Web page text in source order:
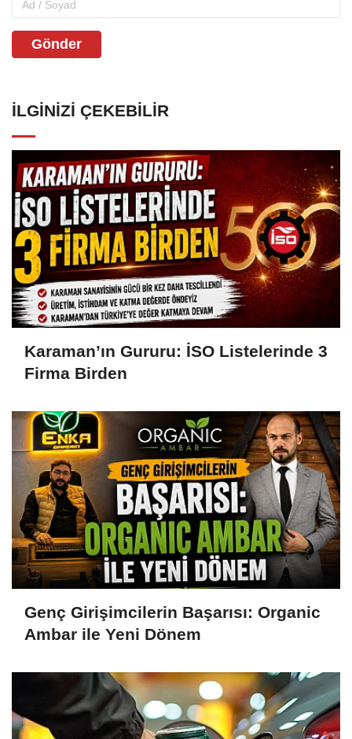
Gönder
İLGINIZI ÇEKEBILIR
Karaman’ın Gururu: İSO Listelerinde 3
Firma Birden
Genç Girişimcilerin Başarısı: Organic
Ambar ile Yeni Dönem